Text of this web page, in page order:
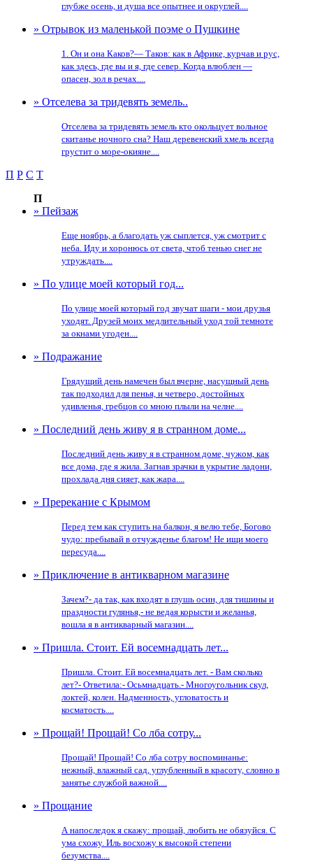
глубже осень, и душа все опытнее и округлей....
» Отрывок из маленькой поэме о Пушкине
1. Он и она Каков?— Таков: как в Африке, курчав и рус,
как здесь, где вы и я, где север. Когда влюблен —
опасен, зол в речах....
» Отселева за тридевять земель..
Отселева за тридевять земель кто окольцует вольное
скитанье ночного сна? Наш деревенский хмель всегда
грустит о море-окияне....
П Р С Т
П
» Пейзаж
Еще ноябрь, а благодать уж сыплется, уж смотрит с
неба. Иду и хоронюсь от света, чтоб тенью снег не
утруждать....
» По улице моей который год...
По улице моей который год звучат шаги - мои друзья
уходят. Друзей моих медлительный уход той темноте
за окнами угоден....
» Подражание
Грядущий день намечен был вчерне, насущный день
так подходил для пенья, и четверо, достойных
удивленья, гребцов со мною плыли на челне....
» Последний день живу я в странном доме...
Последний день живу я в странном доме, чужом, как
все дома, где я жила. Загнав зрачки в укрытие ладони,
прохлада дня сияет, как жара....
» Пререкание с Крымом
Перед тем как ступить на балкон, я велю тебе, Богово
чудо: пребывай в отчужденье благом! Не ищи моего
пересуда....
» Приключение в антикварном магазине
Зачем?- да так, как входят в глушь осин, для тишины и
праздности гулянья,- не ведая корысти и желанья,
вошла я в антикварный магазин....
» Пришла. Стоит. Ей восемнадцать лет...
Пришла. Стоит. Ей восемнадцать лет. - Вам сколько
лет?- Ответила:- Осьмнадцать.- Многоугольник скул,
локтей, колен. Надменность, угловатость и
косматость....
» Прощай! Прощай! Со лба сотру...
Прощай! Прощай! Со лба сотру воспоминанье:
нежный, влажный сад, углубленный в красоту, словно в
занятье службой важной....
» Прощание
А напоследок я скажу: прощай, любить не обязуйся. С
ума схожу. Иль восхожу к высокой степени
безумства....